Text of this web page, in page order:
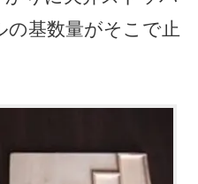
の基数量がそこで止